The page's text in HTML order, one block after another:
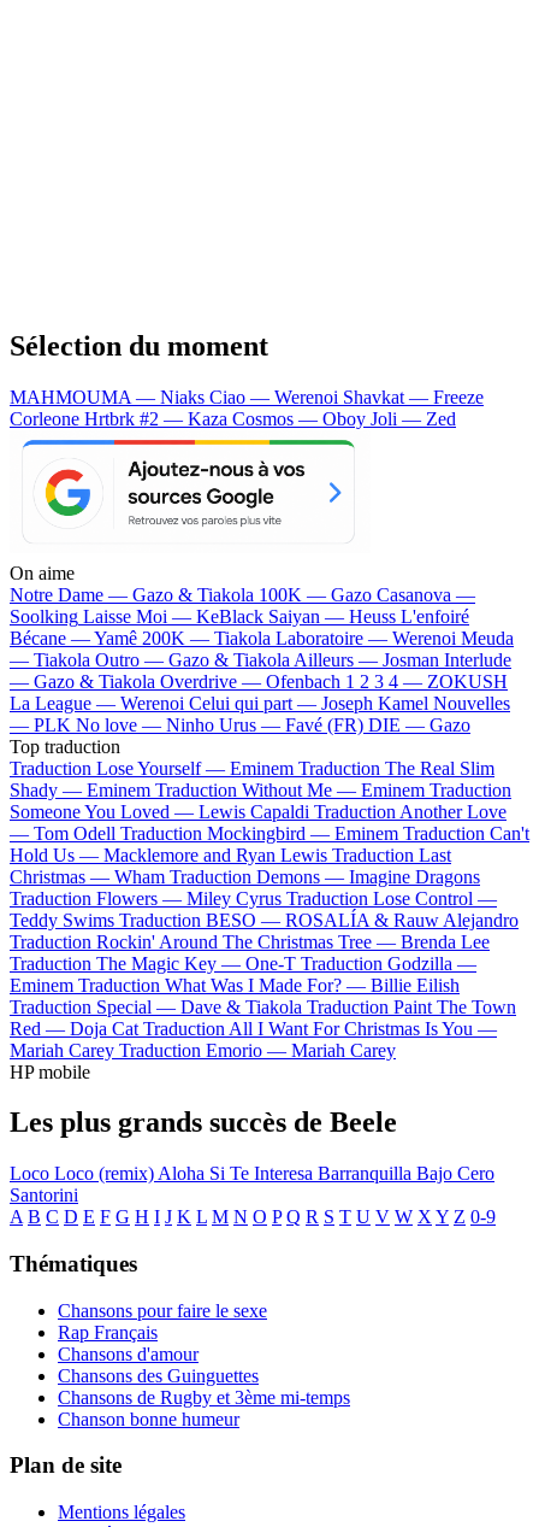
Sélection du moment
MAHMOUMA — Niaks Ciao — Werenoi Shavkat — Freeze
Corleone Hrtbrk #2 — Kaza Cosmos — Oboy Joli — Zed
On aime
Notre Dame — Gazo & Tiakola 100K — Gazo Casanova —
Soolking Laisse Moi — KeBlack Saiyan — Heuss L'enfoiré
Bécane —Yamê 200K — Tiakola Laboratoire — Werenoi Meuda
— Tiakola Outro — Gazo & Tiakola Ailleurs — Josman Interlude
— Gazo & Tiakola Overdrive — Ofenbach 1 2 3 4 — ZOKUSH
La League — Werenoi Celui qui part — Joseph Kamel Nouvelles
— PLK No love — Ninho Urus — Favé (FR) DIE — Gazo
Top traduction
Traduction Lose Yourself — Eminem Traduction The Real Slim
Shady — Eminem Traduction Without Me — Eminem Traduction
Someone You Loved — Lewis Capaldi Traduction Another Love
— Tom Odell Traduction Mockingbird — Eminem Traduction Can't
Hold Us — Macklemore and Ryan Lewis Traduction Last
Christmas — Wham Traduction Demons — Imagine Dragons
Traduction Flowers — Miley Cyrus Traduction Lose Control —
Teddy Swims Traduction BESO — ROSALÍA & Rauw Alejandro
Traduction Rockin' Around The Christmas Tree — Brenda Lee
Traduction The Magic Key — One-T Traduction Godzilla —
Eminem Traduction What Was I Made For? — Billie Eilish
Traduction Special — Dave & Tiakola Traduction Paint The Town
Red — Doja Cat Traduction All I Want For Christmas Is You —
Mariah Carey Traduction Emorio — Mariah Carey
HP mobile
Les plus grands succès de Beele
Loco Loco (remix) Aloha Si Te Interesa Barranquilla Bajo Cero
Santorini
A B C D E F G H I J K L M N O P Q R S T U V W X Y Z 0-9
Thématiques
Chansons pour faire le sexe
Rap Français
Chansons d'amour
Chansons des Guinguettes
Chansons de Rugby et 3ème mi-temps
Chanson bonne humeur
Plan de site
Mentions légales